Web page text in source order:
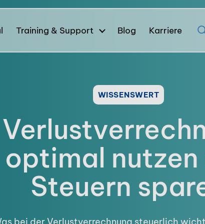
Training & Support Blog Karriere
WISSENSWERT
optimal nutzen
Steuern